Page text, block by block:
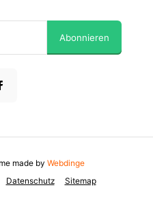
Abonnieren
Datenschutz Sitemap
made by Webdinge